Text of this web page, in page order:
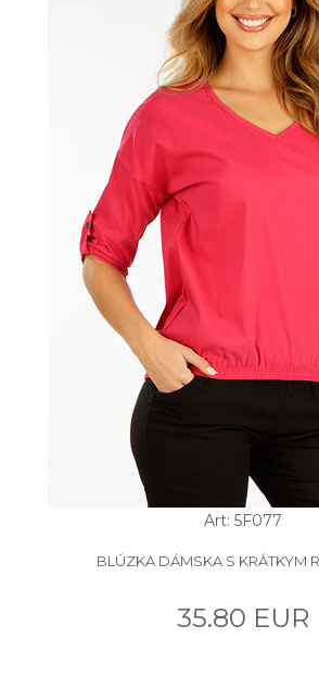
Art: 5F077
BLÚZKA DÁMSKA S KRÁTKYM
35.80 EUR